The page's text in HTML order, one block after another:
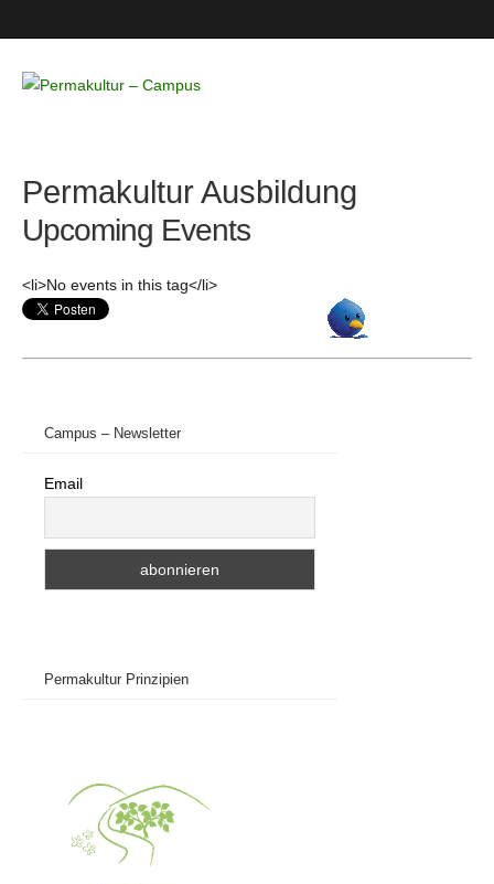
– Campus
Permakultur Ausbildung
Upcoming Events
<li>No events in this tag</li>
Campus – Newsletter
Email
Permakultur Prinzipien